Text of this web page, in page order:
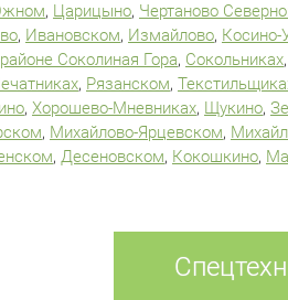
, Царицыно, Чертаново
, Ивановском, Измайлово, Косино-
районе Соколиная Гора, Сокольниках,
, Рязанском,
, Хорошево-Мневниках, Щукино,
, Михайлово-Ярцевском,
, Десеновском, Кокошкино,